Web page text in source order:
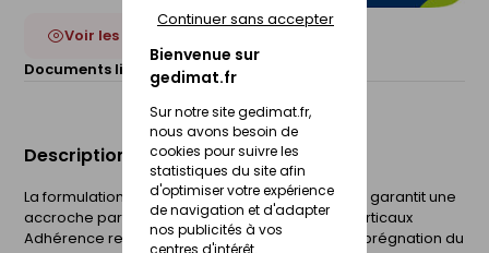
Bienvenue sur
gedimat.fr
Sur notre site gedimat.fr,
nous avons besoin de
cookies pour suivre les
statistiques du site afin
d'optimiser votre expérience
de navigation et d'adapter
nos publicités à vos
centres d'intérêt.
Continuer sans accepter
Voir les 27 déclinaisons
Documents liés :
Fiche technique
Description du produit
La formulation unique de la lasure TECH-WOOD® garantit une
accroche parfaite sur tous les bois extérieurs verticaux
Adhérence renforcée grâce à une meilleure imprégnation du